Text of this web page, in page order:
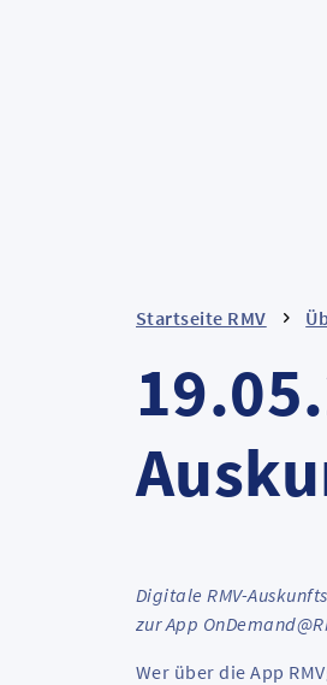
Startseite RMV
Digitale RMV-
zur App
Wer über die App